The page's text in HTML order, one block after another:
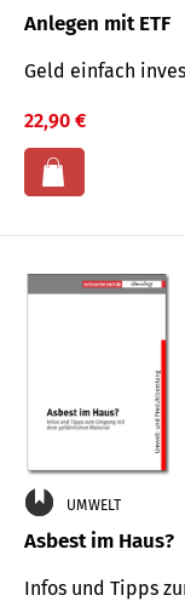
Anlegen mit ETF
Geld einfach
22,90 €
UMWELT
Asbest im Haus?
Infos und Tipps